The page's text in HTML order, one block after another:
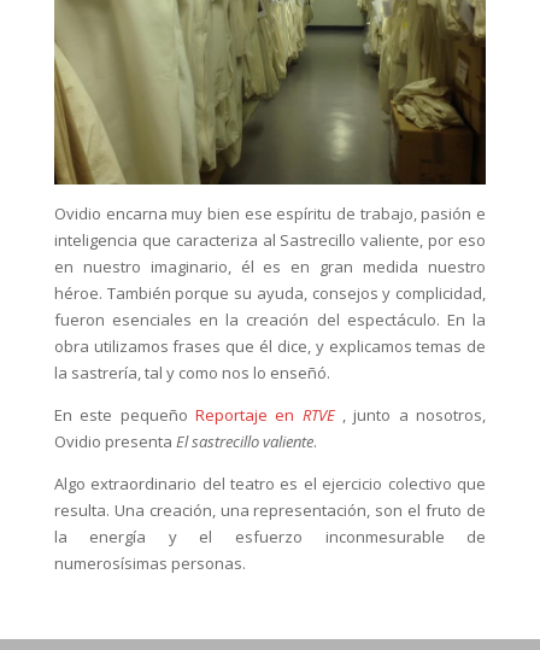
Ovidio encarna muy bien ese espíritu de trabajo, pasión e
inteligencia que caracteriza al Sastrecillo valiente, por eso
en nuestro imaginario, él es en gran medida nuestro
héroe. También porque su ayuda, consejos y complicidad,
fueron esenciales en la creación del espectáculo. En la
obra utilizamos frases que él dice, y explicamos temas de
la sastrería, tal y como nos lo enseñó.
En este pequeño Reportaje en RTVE, junto a nosotros,
Ovidio presenta El sastrecillo valiente.
Algo extraordinario del teatro es el ejercicio colectivo que
resulta. Una creación, una representación, son el fruto de
la energía y el esfuerzo inconmesurable de
numerosísimas personas.